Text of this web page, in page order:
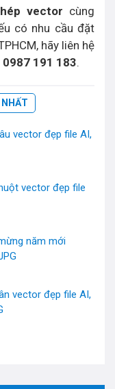
vector cùng
có nhu cầu đặt
hãy liên hệ
0987 191 183.
NHẤT
vector đẹp file AI,
vector đẹp file
năm mới
vector đẹp file AI,